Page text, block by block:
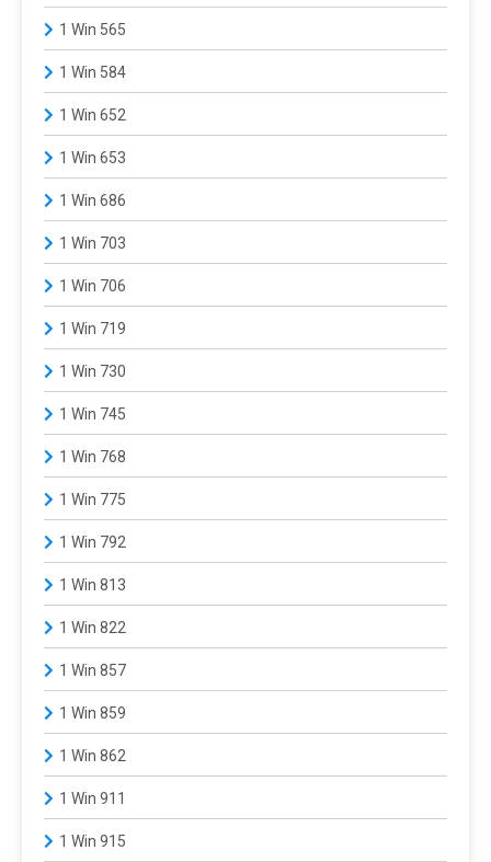
1 Win 565
1 Win 584
1 Win 652
1 Win 653
1 Win 686
1 Win 703
1 Win 706
1 Win 719
1 Win 730
1 Win 745
1 Win 768
1 Win 775
1 Win 792
1 Win 813
1 Win 822
1 Win 857
1 Win 859
1 Win 862
1 Win 911
1 Win 915